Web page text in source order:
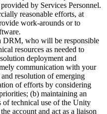
by Services Personnel.
reasonable efforts, at
work-arounds or to
DRM, who will be responsible
resources as needed to
deployment and
communication with your
resolution of emerging
of efforts by considering
(b) maintaining an
of technical use of the Unity
account and act as a liaison